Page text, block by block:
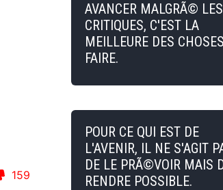
159
AVANCER MALGRÃ© LES
CRITIQUES, C'EST LA
MEILLEURE DES
FAIRE.
POUR CE QUI EST DE
L'AVENIR, IL NE S'AGIT
DE LE PRÃ©VOIR MAIS
RENDRE POSSIBLE.